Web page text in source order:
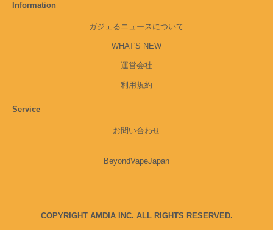
Information
ガジェるニュースについて
WHAT'S NEW
運営会社
利用規約
Service
お問い合わせ
BeyondVapeJapan
COPYRIGHT AMDIA INC. ALL RIGHTS RESERVED.